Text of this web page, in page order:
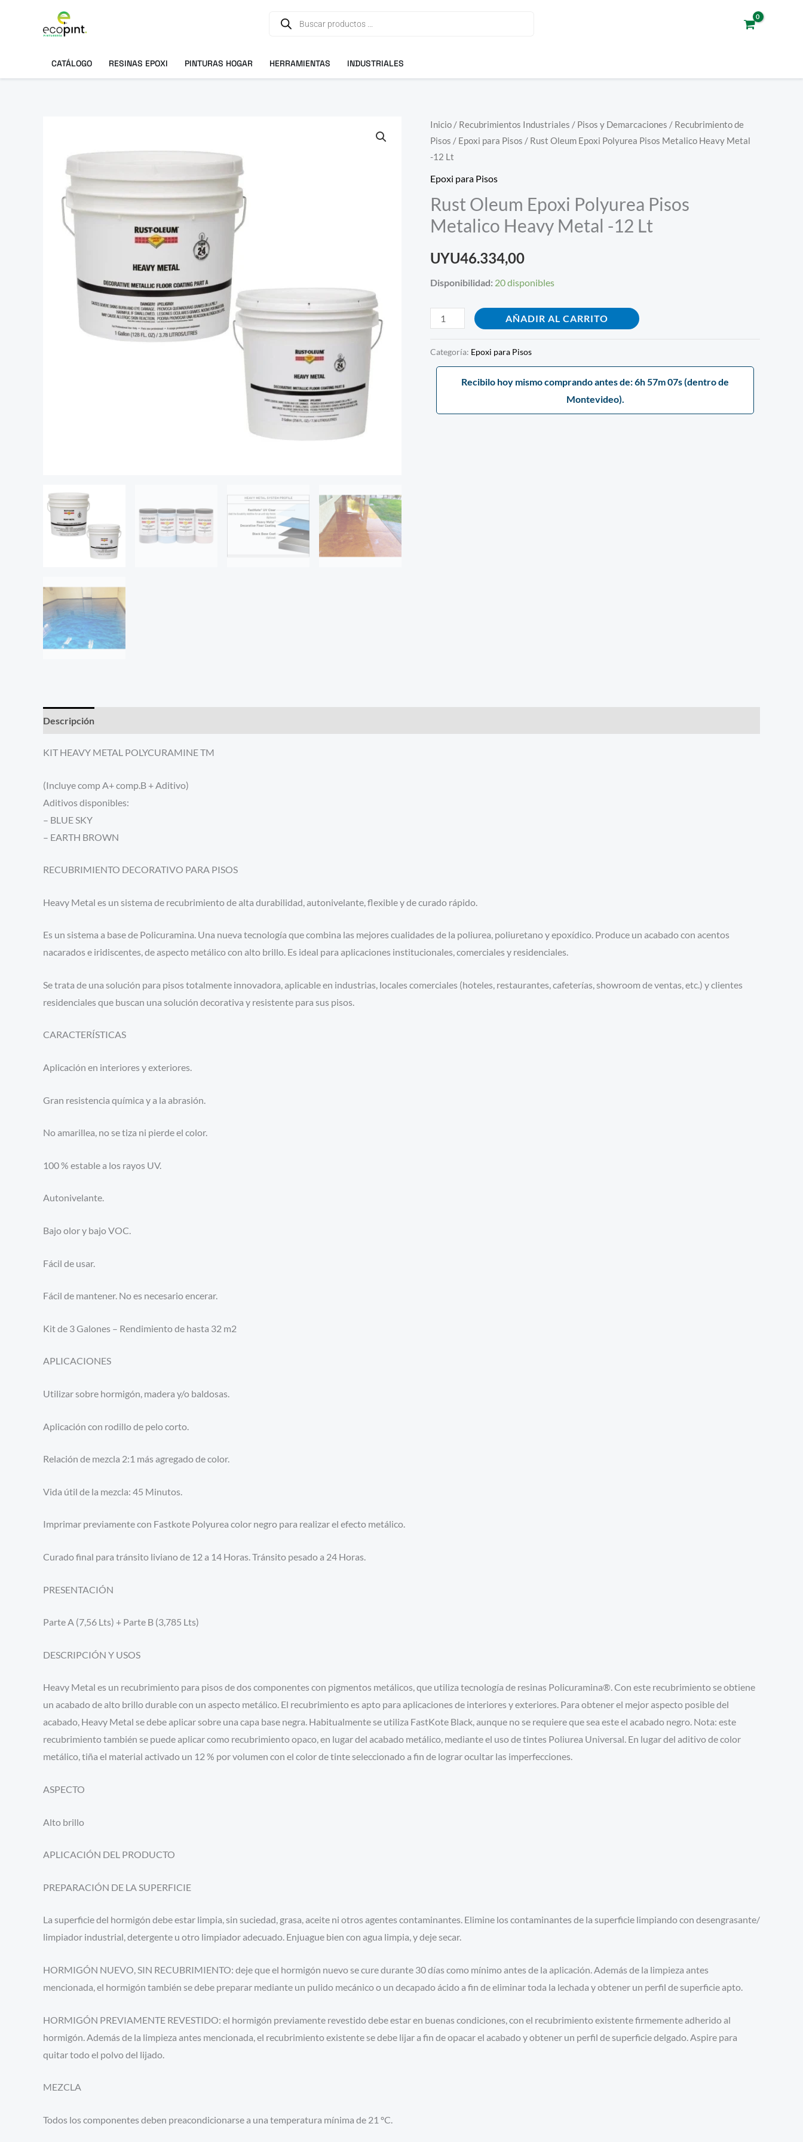
productos
CATÁLOGO RESINAS EPOXI PINTURAS HOGAR HERRAMIENTAS INDUSTRIALES
Inicio / Recubrimientos Industriales / Pisos y Demarcaciones / Recubrimiento de
Pisos / Epoxi para Pisos / Rust Oleum Epoxi Polyurea Pisos Metalico Heavy Metal
-12 Lt
Epoxi para Pisos
Rust Oleum Epoxi Polyurea Pisos
Metalico Heavy Metal -12 Lt
UYU46.334,00
Disponibilidad: 20 disponibles
Rust
Oleum
Epoxi
Polyurea
Metalico
Heavy
-12
Lt
AÑADIR AL CARRITO
Categoría: Epoxi para Pisos
Recibilo hoy mismo comprando antes de: 6h 57m 06s (dentro de
Montevideo).
Descripción
KIT HEAVY METAL POLYCURAMINE TM
(Incluye comp A+ comp.B + Aditivo)
Aditivos disponibles:
– BLUE SKY
– EARTH BROWN
RECUBRIMIENTO DECORATIVO PARA PISOS
Heavy Metal es un sistema de recubrimiento de alta durabilidad, autonivelante, flexible y de curado rápido.
Es un sistema a base de Policuramina. Una nueva tecnología que combina las mejores cualidades de la poliurea, poliuretano y epoxídico. Produce un acabado con acentos
nacarados e iridiscentes, de aspecto metálico con alto brillo. Es ideal para aplicaciones institucionales, comerciales y residenciales.
Se trata de una solución para pisos totalmente innovadora, aplicable en industrias, locales comerciales (hoteles, restaurantes, cafeterías, showroom de ventas, etc.) y clientes
residenciales que buscan una solución decorativa y resistente para sus pisos.
CARACTERÍSTICAS
Aplicación en interiores y exteriores.
Gran resistencia química y a la abrasión.
No amarillea, no se tiza ni pierde el color.
100 % estable a los rayos UV.
Autonivelante.
Bajo olor y bajo VOC.
Fácil de usar.
Fácil de mantener. No es necesario encerar.
Kit de 3 Galones – Rendimiento de hasta 32 m2
APLICACIONES
Utilizar sobre hormigón, madera y/o baldosas.
Aplicación con rodillo de pelo corto.
Relación de mezcla 2:1 más agregado de color.
Vida útil de la mezcla: 45 Minutos.
Imprimar previamente con Fastkote Polyurea color negro para realizar el efecto metálico.
Curado final para tránsito liviano de 12 a 14 Horas. Tránsito pesado a 24 Horas.
PRESENTACIÓN
Parte A (7,56 Lts) + Parte B (3,785 Lts)
DESCRIPCIÓN Y USOS
Heavy Metal es un recubrimiento para pisos de dos componentes con pigmentos metálicos, que utiliza tecnología de resinas Policuramina®. Con este recubrimiento se obtiene
un acabado de alto brillo durable con un aspecto metálico. El recubrimiento es apto para aplicaciones de interiores y exteriores. Para obtener el mejor aspecto posible del
acabado, Heavy Metal se debe aplicar sobre una capa base negra. Habitualmente se utiliza FastKote Black, aunque no se requiere que sea este el acabado negro. Nota: este
recubrimiento también se puede aplicar como recubrimiento opaco, en lugar del acabado metálico, mediante el uso de tintes Poliurea Universal. En lugar del aditivo de color
metálico, tiña el material activado un 12 % por volumen con el color de tinte seleccionado a fin de lograr ocultar las imperfecciones.
ASPECTO
Alto brillo
APLICACIÓN DEL PRODUCTO
PREPARACIÓN DE LA SUPERFICIE
La superficie del hormigón debe estar limpia, sin suciedad, grasa, aceite ni otros agentes contaminantes. Elimine los contaminantes de la superficie limpiando con desengrasante/
limpiador industrial, detergente u otro limpiador adecuado. Enjuague bien con agua limpia, y deje secar.
HORMIGÓN NUEVO, SIN RECUBRIMIENTO: deje que el hormigón nuevo se cure durante 30 días como mínimo antes de la aplicación. Además de la limpieza antes
mencionada, el hormigón también se debe preparar mediante un pulido mecánico o un decapado ácido a fin de eliminar toda la lechada y obtener un perfil de superficie apto.
HORMIGÓN PREVIAMENTE REVESTIDO: el hormigón previamente revestido debe estar en buenas condiciones, con el recubrimiento existente firmemente adherido al
hormigón. Además de la limpieza antes mencionada, el recubrimiento existente se debe lijar a fin de opacar el acabado y obtener un perfil de superficie delgado. Aspire para
quitar todo el polvo del lijado.
MEZCLA
Todos los componentes deben preacondicionarse a una temperatura mínima de 21 ºC.